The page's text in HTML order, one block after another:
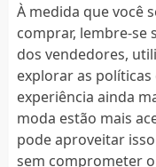
À medida que você
comprar, lembre-se
dos vendedores,
explorar as
experiência ainda
moda estão mais
pode aproveitar
sem comprometer